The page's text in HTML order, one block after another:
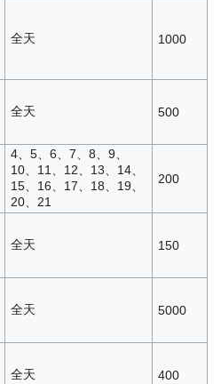
全天 1000
全天 500
4、5、6、7、8、9、
10、11、12、13、14、
15、16、17、18、19、
20、21
200
全天 150
全天 5000
全天 400